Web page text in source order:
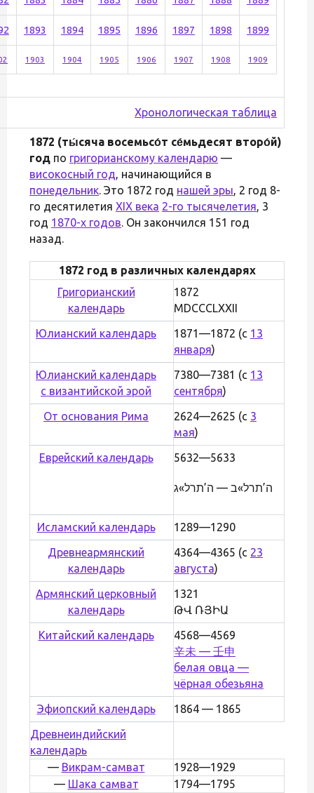
1893 1894 1895 1896 1897 1898 1899
1903 1904 1905 1906 1907 1908 1909
Хронологическая таблица
1872 (ты́сяча восемьсо́т се́мьдесят второ́й)
год по григорианскому календарю —
високосный год, начинающийся в
понедельник. Это 1872 год нашей эры, 2 год 8-
го десятилетия XIX века 2-го тысячелетия, 3
год 1870-х годов. Он закончился 151 год
назад.
1872 год в различных календарях
Григорианский
календарь
1872
MDCCCLXXII
Юлианский календарь
1871—1872 (с 13
января)
Юлианский календарь
с византийской эрой
7380—7381 (с 13
сентября)
От основания Рима
2624—2625 (с 3
мая)
Еврейский календарь
5632—5633
ה’תרל»ב — ה’תרל»ג
Исламский календарь
1289—1290
Древнеармянский
календарь
4364—4365 (с 23
августа)
Армянский церковный
календарь
1321
ԹՎ ՌՅԻԱ
Китайский календарь
4568—4569
辛未 — 壬申
белая овца —
чёрная обезьяна
Эфиопский календарь
1864 — 1865
Древнеиндийский
календарь
— Викрам-самват
1928—1929
— Шака самват
1794—1795